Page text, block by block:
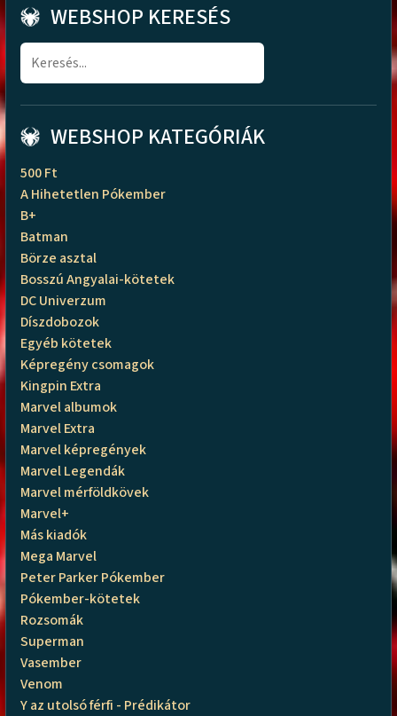
WEBSHOP KERESÉS
WEBSHOP KATEGÓRIÁK
500 Ft
A Hihetetlen Pókember
B+
Batman
Börze asztal
Bosszú Angyalai-kötetek
DC Univerzum
Díszdobozok
Egyéb kötetek
Képregény csomagok
Kingpin Extra
Marvel albumok
Marvel Extra
Marvel képregények
Marvel Legendák
Marvel mérföldkövek
Marvel+
Más kiadók
Mega Marvel
Peter Parker Pókember
Pókember-kötetek
Rozsomák
Superman
Vasember
Venom
Y az utolsó férfi - Prédikátor